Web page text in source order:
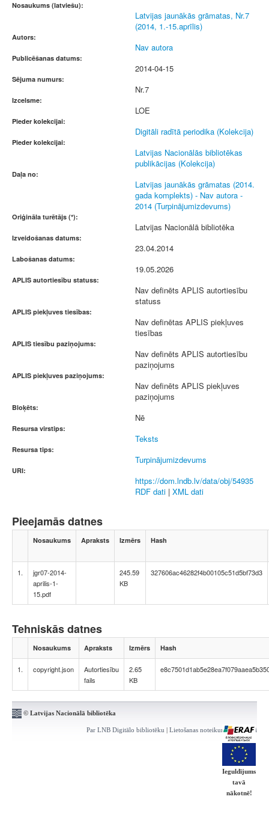
Nosaukums (latviešu):
Latvijas jaunākās grāmatas, Nr.7
(2014, 1.-15.aprīlis)
Autors:
Nav autora
Publicēšanas datums:
2014-04-15
Sējuma numurs:
Nr.7
Izcelsme:
LOE
Pieder kolekcijai:
Digitāli radītā periodika (Kolekcija)
Pieder kolekcijai:
Latvijas Nacionālās bibliotēkas
publikācijas (Kolekcija)
Daļa no:
Latvijas jaunākās grāmatas (2014.
gada komplekts) - Nav autora -
2014 (Turpinājumizdevums)
Oriģināla turētājs (*):
Latvijas Nacionālā bibliotēka
Izveidošanas datums:
23.04.2014
Labošanas datums:
19.05.2026
APLIS autortiesību statuss:
Nav definēts APLIS autortiesību
statuss
APLIS piekļuves tiesības:
Nav definētas APLIS piekļuves
tiesības
APLIS tiesību paziņojums:
Nav definēts APLIS autortiesību
paziņojums
APLIS piekļuves paziņojums:
Nav definēts APLIS piekļuves
paziņojums
Bloķēts:
Nē
Resursa virstips:
Teksts
Resursa tips:
Turpinājumizdevums
URI:
https://dom.lndb.lv/data/obj/54935
RDF dati | XML dati
Pieejamās datnes
Nosaukums Apraksts Izmērs Hash
1.
jgr07-2014-
aprilis-1-
15.pdf
245.59
KB
327606ac46282f4b00105c51d5bf73d3
Tehniskās datnes
Nosaukums Apraksts Izmērs Hash
1. copyright.json
Autortiesību
fails
2.65
KB
© Latvijas Nacionālā bibliotēka
Par LNB Digitālo bibliotēku | Lietošanas noteikumi | Kontakti
Ieguldījums
tavā
nākotnē!